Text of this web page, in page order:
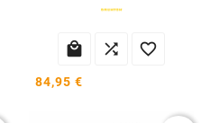
  
84,95 €